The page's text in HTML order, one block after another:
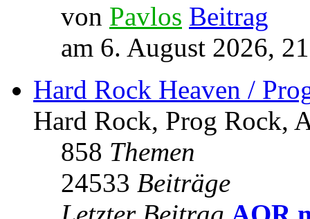
von Pavlos
am 6. August 2026,
Hard Rock Heaven /
Hard Rock, Prog Rock,
858 Themen
24533 Beiträge